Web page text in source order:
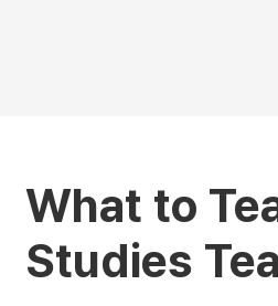
What to
Studies